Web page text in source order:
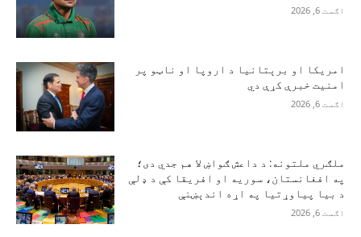
اګست 6, 2026
امریکا او برېتانیا د اروپا او ناټو پر
امنیت خبرې کړې دي
اګست 6, 2026
ملګري ملتونه: د داعش ګواښ لا هم جدي دی؛
په افغانستان، سوریه او افریقا کې د ډلې
د بیا پیاوړتیا په اړه اندېښنې
اګست 6, 2026